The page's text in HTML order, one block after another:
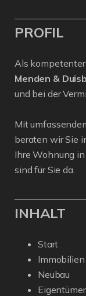
PROFIL
Als kompetenter
Menden &
und bei der
Mit
beraten wir Sie
Ihre Wohnung
sind für Sie da.
INHALT
Start
Immobilien
Neubau
Eigentümer